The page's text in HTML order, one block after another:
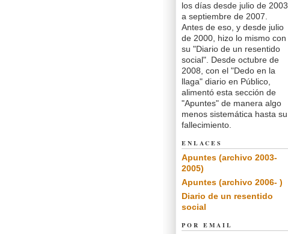
los días desde julio de 2003
a septiembre de 2007.
Antes de eso, y desde julio
de 2000, hizo lo mismo con
su "Diario de un resentido
social". Desde octubre de
2008, con el "Dedo en la
llaga" diario en Público,
alimentó esta sección de
"Apuntes" de manera algo
menos sistemática hasta su
fallecimiento.
ENLACES
Apuntes (archivo 2003-
2005)
Apuntes (archivo 2006- )
Diario de un resentido
social
POR EMAIL